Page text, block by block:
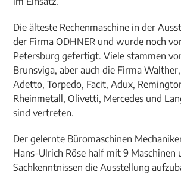
Die älteste Rechenmaschine in der
der Firma ODHNER und wurde noch
Petersburg gefertigt. Viele stammen
Brunsviga, aber auch die Firma
Adetto, Torpedo, Facit, Adux,
Rheinmetall, Olivetti, Mercedes und
sind vertreten.
Der gelernte Büromaschinen
Hans-Ulrich Röse half mit 9 Maschinen
Sachkenntnissen die Ausstellung